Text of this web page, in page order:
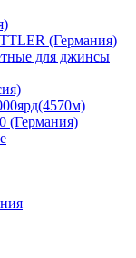
(Германия)
для джинсы
(Германия)